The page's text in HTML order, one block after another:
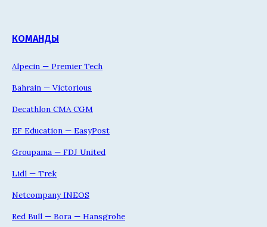
КОМАНДЫ
Alpecin — Premier Tech
Bahrain — Victorious
Decathlon CMA CGM
EF Education — EasyPost
Groupama — FDJ United
Lidl — Trek
Netcompany INEOS
Red Bull — Bora — Hansgrohe